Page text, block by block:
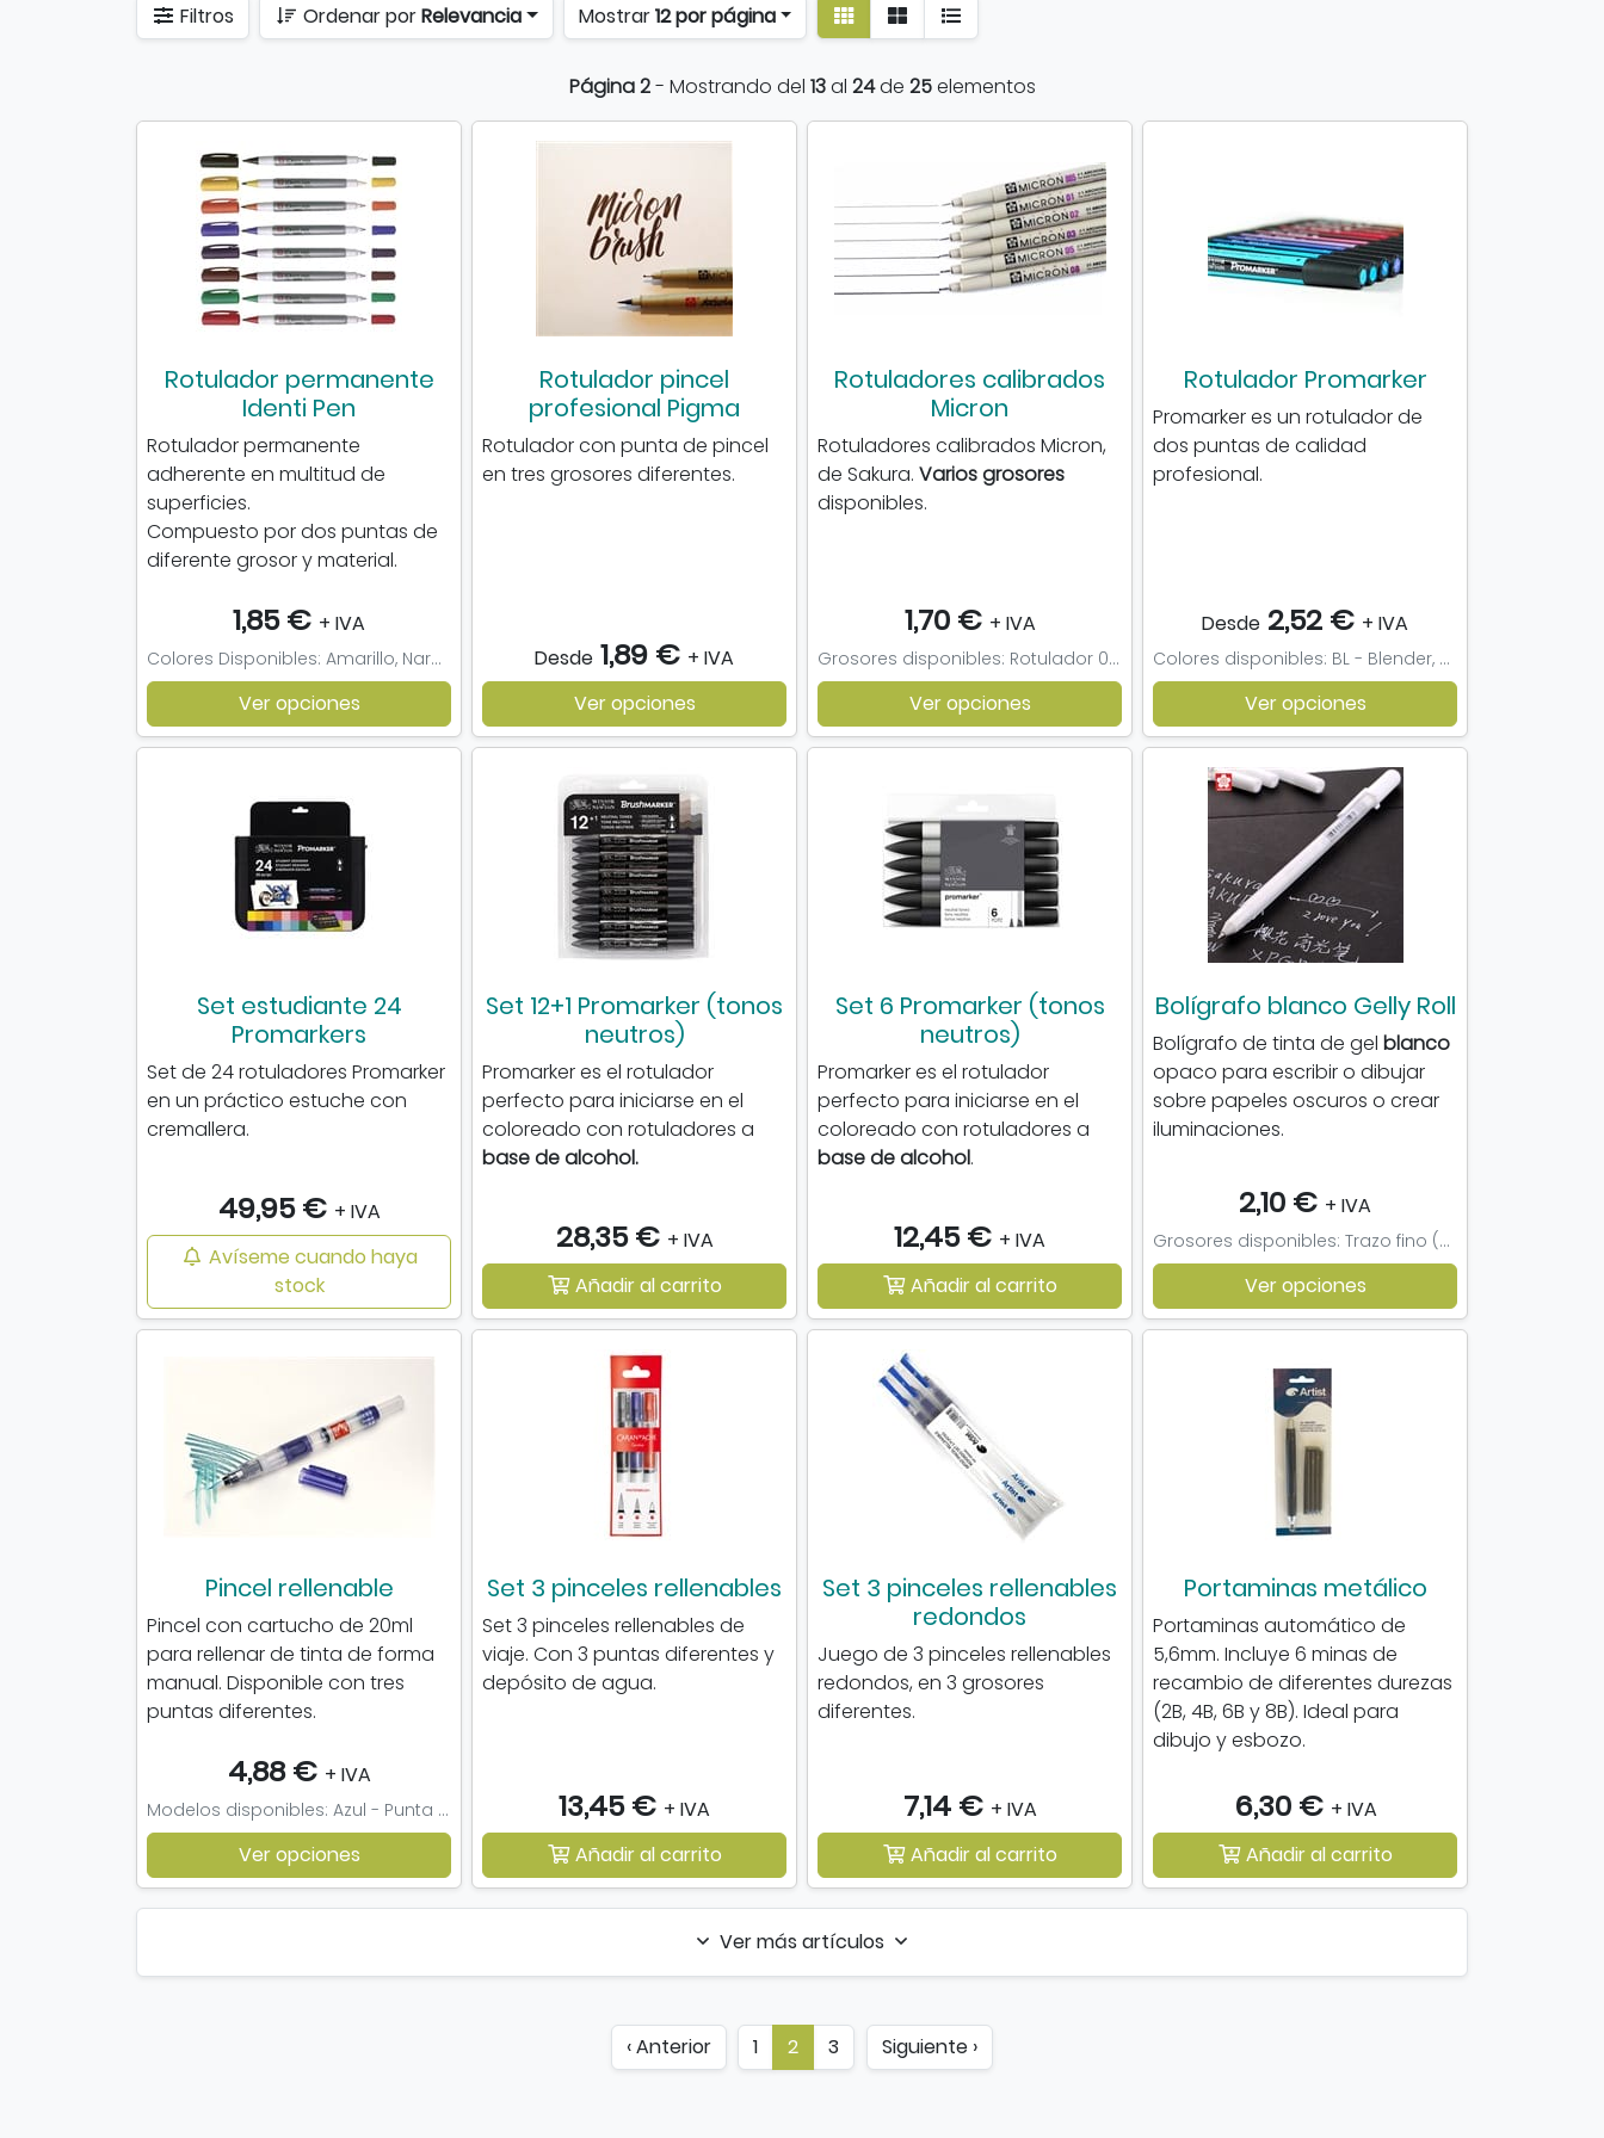
Filtros Ordenar porRelevancia Mostrar12 por página
detallelistado
Página 2- Mostrando del 13al 24de 25elementos
Rotulador permanente
Identi Pen
Rotulador permanente
adherente en multitud de
superficies.
Compuesto por dos puntas de
diferente grosor y material.
1,85 € + IVA
Colores Disponibles: Amarillo, Naranja, Rojo, Morado, Verde, Azul, Marron
Ver opciones
Rotulador pincel
profesional Pigma
Rotulador con punta de pincel
en tres grosores diferentes.
Desde 1,89 € + IVA
Ver opciones
Rotuladores calibrados
Micron
Rotuladores calibrados Micron,
de Sakura. Varios grosores
disponibles.
1,70 € + IVA
Grosores disponibles: Rotulador 005, Rotulador 01, Rotulador 02, Rotulador 03, Rotulador 04, Rotulador 05, Rotulador 08
Ver opciones
Rotulador Promarker
Promarker es un rotulador de
dos puntas de calidad
profesional.
Desde 2,52 € + IVA
Colores disponibles: BL - Blender, G339 - Meadow Green, G635 - Pine, M727 - Rose Pink, CG05 - Cool Grey 5, CG03 - Cool Grey 3, O427 - Cinnamon, O928 - Sandstone, O949 - Pastel Yellow, V327 - Lilac, Y367 - Canary
Ver opciones
Set estudiante 24
Promarkers
Set de 24 rotuladores Promarker
en un práctico estuche con
cremallera.
49,95 € + IVA
Avíseme cuando haya
stock
Set 12+1 Promarker (tonos
neutros)
Promarker es el rotulador
perfecto para iniciarse en el
coloreado con rotuladores a
base de alcohol.
28,35 € + IVA
Añadir al carrito
Set 6 Promarker (tonos
neutros)
Promarker es el rotulador
perfecto para iniciarse en el
coloreado con rotuladores a
base de alcohol.
12,45 € + IVA
Añadir al carrito
Bolígrafo blanco Gelly Roll
Bolígrafo de tinta de gel blanco
opaco para escribir o dibujar
sobre papeles oscuros o crear
iluminaciones.
2,10 € + IVA
Grosores disponibles: Trazo fino (nº 05)
Ver opciones
Pincel rellenable
Pincel con cartucho de 20ml
para rellenar de tinta de forma
manual. Disponible con tres
puntas diferentes.
4,88 € + IVA
Modelos disponibles: Azul - Punta media, Rojo - Punta dura, Negro - Punta gruesa
Ver opciones
Set 3 pinceles rellenables
Set 3 pinceles rellenables de
viaje. Con 3 puntas diferentes y
depósito de agua.
13,45 € + IVA
Añadir al carrito
Set 3 pinceles rellenables
redondos
Juego de 3 pinceles rellenables
redondos, en 3 grosores
diferentes.
7,14 € + IVA
Añadir al carrito
Portaminas metálico
Portaminas automático de
5,6mm. Incluye 6 minas de
recambio de diferentes durezas
(2B, 4B, 6B y 8B). Ideal para
dibujo y esbozo.
6,30 € + IVA
Añadir al carrito
Ver más artículos
‹ Anterior 1 2 3 Siguiente ›